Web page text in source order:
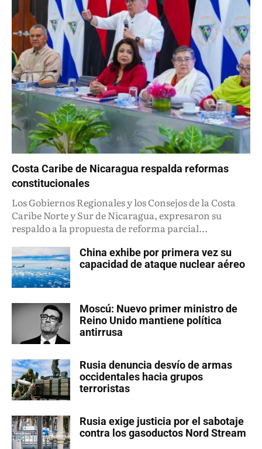
Costa Caribe de Nicaragua respalda reformas
constitucionales
Los Gobiernos Regionales y los Consejos de la Costa
Caribe Norte y Sur de Nicaragua, expresaron su
respaldo a la propuesta de reforma parcial...
China exhibe por primera vez su
capacidad de ataque nuclear aéreo
Moscú: Nuevo primer ministro de
Reino Unido mantiene política
antirrusa
Rusia denuncia desvío de armas
occidentales hacia grupos
terroristas
Rusia exige justicia por el sabotaje
contra los gasoductos Nord Stream